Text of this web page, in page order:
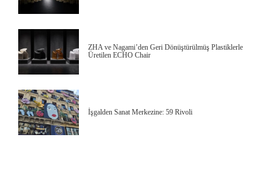
ZHA ve Nagami’den Geri Dönüştürülmüş Plastiklerle
Üretilen ECHO Chair
İşgalden Sanat Merkezine: 59 Rivoli